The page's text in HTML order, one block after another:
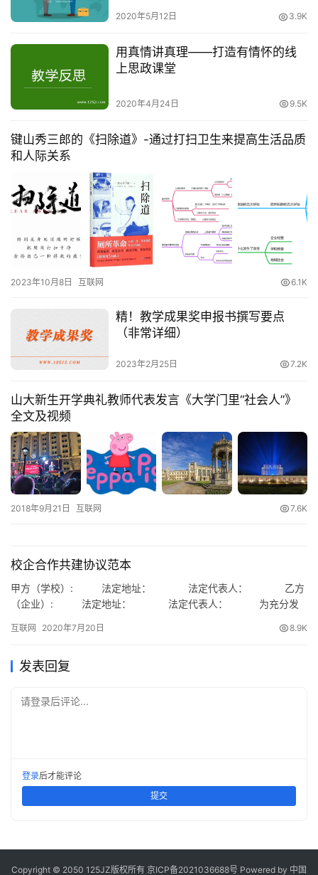
2020年5月12日 3.9K
用真情讲真理——打造有情怀的线
上思政课堂
2020年4月24日 9.5K
键山秀三郎的《扫除道》-通过打扫卫生来提高生活品质
和人际关系
2023年10月8日 互联网 6.1K
精！教学成果奖申报书撰写要点
（非常详细）
2023年2月25日 7.2K
山大新生开学典礼教师代表发言《大学门里“社会人”》
全文及视频
2018年9月21日 互联网 7.6K
校企合作共建协议范本
甲方（学校）: 法定地址： 法定代表人： 乙方
（企业）: 法定地址： 法定代表人： 为充分发
人才培养工作与地方经济、社会发展的紧密联系，更好地为地方经
互联网 2020年7月20日 8.9K
发表回复
请登录后评论...
登录后才能评论
提交
Copyright © 2050 125JZ版权所有 京ICP备2021036688号 Powered by 中国